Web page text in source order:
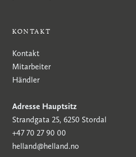
KONTAKT
Kontakt
Mitarbeiter
Händler
Adresse Hauptsitz
Strandgata 25, 6250 Stordal
+47 70 27 90 00
helland@helland.no